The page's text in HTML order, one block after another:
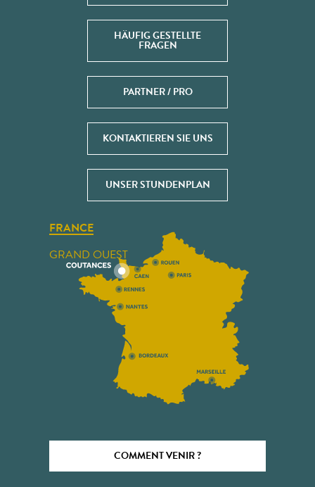
HÄUFIG GESTELLTE
FRAGEN
PARTNER / PRO
KONTAKTIEREN SIE UNS
UNSER STUNDENPLAN
FRANCE
GRAND OUEST
COMMENT VENIR ?